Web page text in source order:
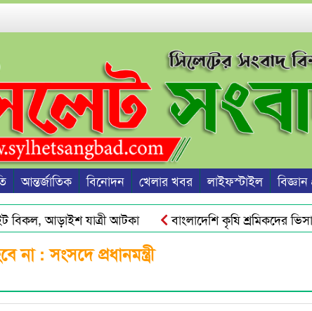
আন্তর্জাতিক বিনোদন খেলার খবর লাইফস্টাইল বিজ্ঞান
বিকল, আড়াইশ যাত্রী আটকা বাংলাদেশি কৃষি শ্রমিকদের ভিসা
দ্রব্যমূল্যের ঊর্ধ্বগতি রোধে সিলেটে ১১ দলীয় ঐক্যের স্মারকলিপি
: সংসদে প্রধানমন্ত্রী